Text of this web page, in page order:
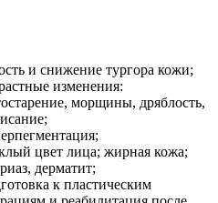
и снижение тургора кожи;
изменения:
морщины, дряблость,
цвет лица; жирная кожа;
дерматит;
к пластическим